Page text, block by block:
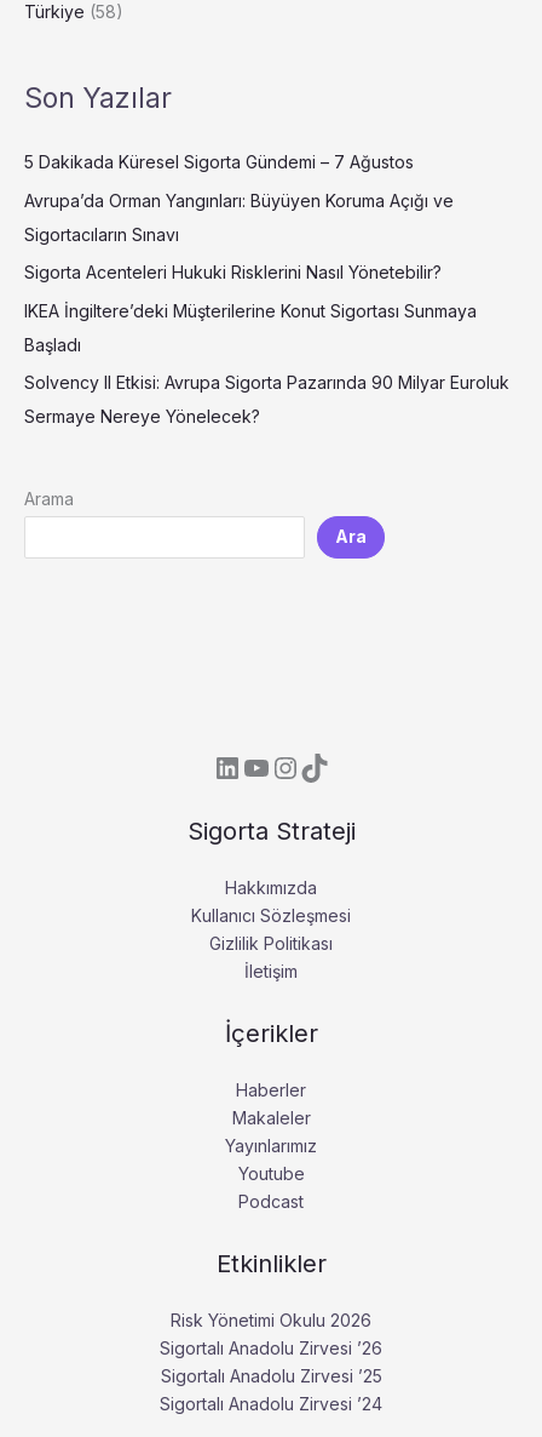
Türkiye (58)
Son Yazılar
5 Dakikada Küresel Sigorta Gündemi – 7 Ağustos
Avrupa’da Orman Yangınları: Büyüyen Koruma Açığı ve
Sigortacıların Sınavı
Sigorta Acenteleri Hukuki Risklerini Nasıl Yönetebilir?
IKEA İngiltere’deki Müşterilerine Konut Sigortası Sunmaya
Başladı
Solvency II Etkisi: Avrupa Sigorta Pazarında 90 Milyar Euroluk
Sermaye Nereye Yönelecek?
Arama
Ara
Sigorta Strateji
Hakkımızda
Kullanıcı Sözleşmesi
Gizlilik Politikası
İletişim
İçerikler
Haberler
Makaleler
Yayınlarımız
Youtube
Podcast
Etkinlikler
Risk Yönetimi Okulu 2026
Sigortalı Anadolu Zirvesi ’26
Sigortalı Anadolu Zirvesi ’25
Sigortalı Anadolu Zirvesi ’24